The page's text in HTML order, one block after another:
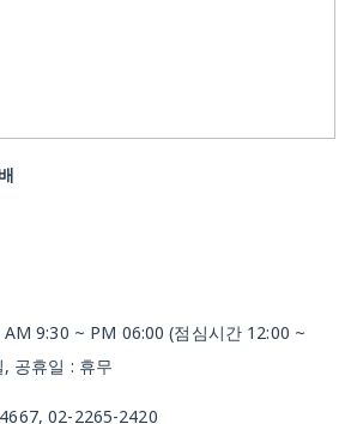
9:30 ~ PM 06:00 (점심시간 12:00 ~
공휴일 : 휴무
02-2265-2420